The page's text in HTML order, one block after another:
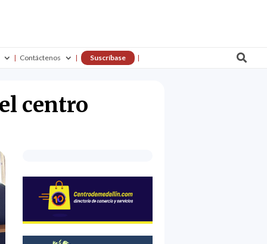
Contáctenos Suscríbase 
centro